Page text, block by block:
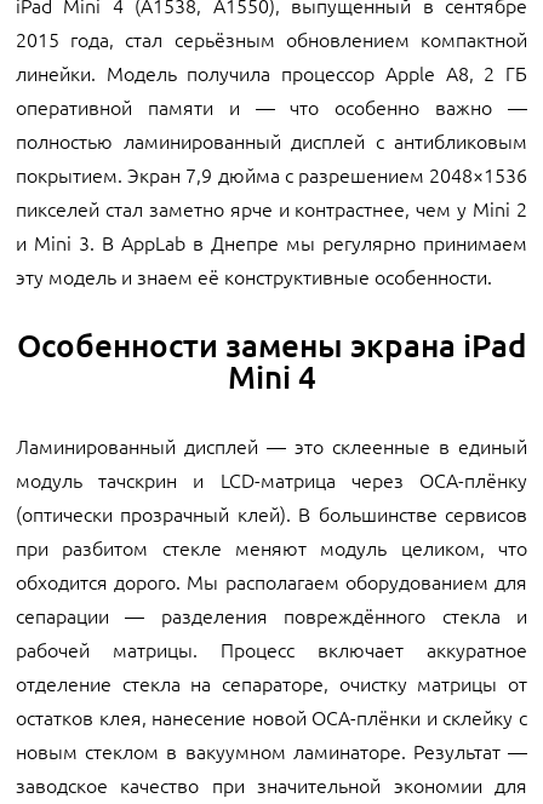
2015 года, стал серьёзным обновлением компактной
линейки. Модель получила процессор Apple A8, 2 ГБ
оперативной памяти и — что особенно важно —
полностью ламинированный дисплей с антибликовым
покрытием. Экран 7,9 дюйма с разрешением 2048×1536
пикселей стал заметно ярче и контрастнее, чем у Mini 2
и Mini 3. В AppLab в Днепре мы регулярно принимаем
эту модель и знаем её конструктивные особенности.
Особенности замены экрана iPad
Mini 4
Ламинированный дисплей — это склеенные в единый
модуль тачскрин и LCD-матрица через OCA-плёнку
(оптически прозрачный клей). В большинстве сервисов
при разбитом стекле меняют модуль целиком, что
обходится дорого. Мы располагаем оборудованием для
сепарации — разделения повреждённого стекла и
рабочей матрицы. Процесс включает аккуратное
отделение стекла на сепараторе, очистку матрицы от
остатков клея, нанесение новой OCA-плёнки и склейку с
новым стеклом в вакуумном ламинаторе. Результат —
заводское качество при значительной экономии для